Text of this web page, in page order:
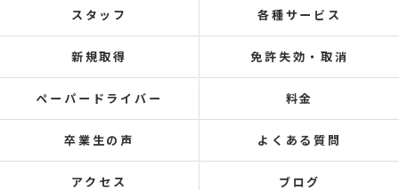
スタッフ 各種サービス
新規取得 免許失効・取消
ペーパードライバー 料金
卒業生の声 よくある質問
アクセス ブログ